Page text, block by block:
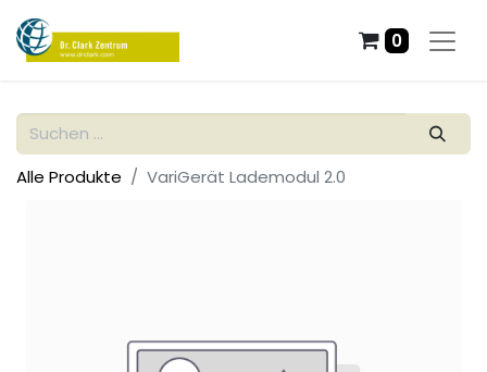
0
Alle Produkte VariGerät Lademodul 2.0